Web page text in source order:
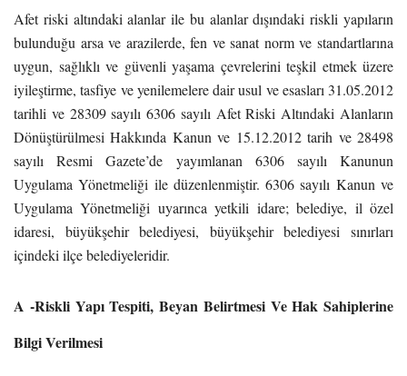
Afet riski altındaki alanlar ile bu alanlar dışındaki riskli yapıların
bulunduğu arsa ve arazilerde, fen ve sanat norm ve standartlarına
uygun, sağlıklı ve güvenli yaşama çevrelerini teşkil etmek üzere
iyileştirme, tasfiye ve yenilemelere dair usul ve esasları 31.05.2012
tarihli ve 28309 sayılı 6306 sayılı Afet Riski Altındaki Alanların
Dönüştürülmesi Hakkında Kanun ve 15.12.2012 tarih ve 28498
sayılı Resmi Gazete’de yayımlanan 6306 sayılı Kanunun
Uygulama Yönetmeliği ile düzenlenmiştir. 6306 sayılı Kanun ve
Uygulama Yönetmeliği uyarınca yetkili idare; belediye, il özel
idaresi, büyükşehir belediyesi, büyükşehir belediyesi sınırları
içindeki ilçe belediyeleridir.
A -Riskli Yapı Tespiti, Beyan Belirtmesi Ve Hak Sahiplerine
Bilgi Verilmesi